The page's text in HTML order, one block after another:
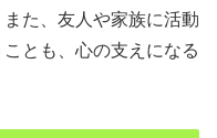
た、友人や家族に活動
とも、心の支えになる